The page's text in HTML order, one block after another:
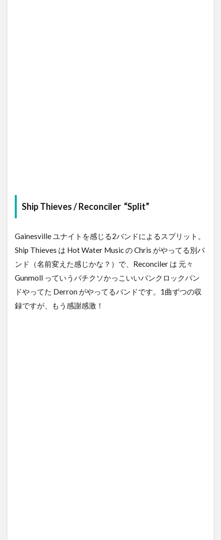
Ship Thieves/Reconciler “Split”
Gainesville ユナイトを感じる2バンドによるスプリット。
Ship Thieves は Hot Water Music の Chris がやってる別バ
ンド（名前変えた感じかな？）で、Reconciler は 元々
Gunmoll っていうバチクソかっこいいパンクロックバン
ドやってた Derron がやってるバンドです。1曲ずつの収
録ですが、もう感謝感激！